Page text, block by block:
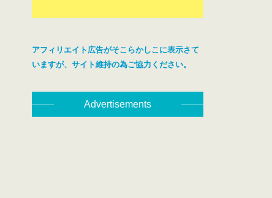
アフィリエイト広告がそこらかしこに表示さて
いますが、サイト維持の為ご協力ください。
Advertisements